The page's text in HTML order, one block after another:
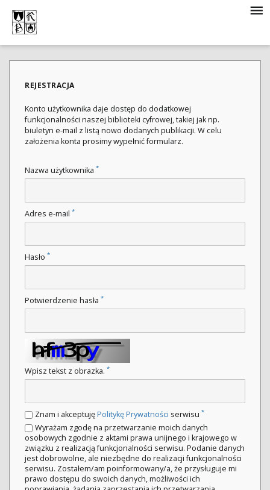
REJESTRACJA
Konto użytkownika daje dostęp do dodatkowej
funkcjonalności naszej biblioteki cyfrowej, takiej jak np.
biuletyn e-mail z listą nowo dodanych publikacji. W celu
założenia konta prosimy wypełnić formularz.
Nazwa użytkownika *
Adres e-mail *
Hasło *
Potwierdzenie hasła *
Wpisz tekst z obrazka. *
Znam i akceptujęPolitykę Prywatności serwisu *
Wyrażam zgodę na przetwarzanie moich danych
osobowych zgodnie z aktami prawa unijnego i krajowego w
związku z realizacją funkcjonalności serwisu. Podanie danych
jest dobrowolne, ale niezbędne do realizacji funkcjonalności
serwisu. Zostałem/am poinformowany/a, że przysługuje mi
prawo dostępu do swoich danych, możliwości ich